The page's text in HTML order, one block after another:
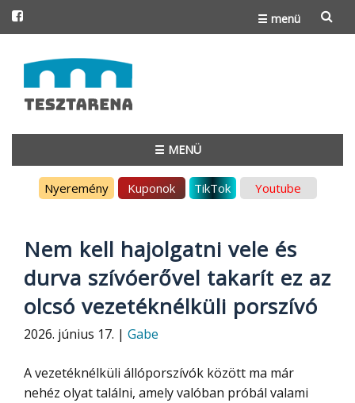
☰ menü
to
content
☰ MENÜ
Nyeremény Kuponok TikTok Youtube
Nem kell hajolgatni vele és
durva szívóerővel takarít ez az
olcsó vezetéknélküli porszívó
2026. június 17. | Gabe
A vezetéknélküli állóporszívók között ma már
nehéz olyat találni, amely valóban próbál valami